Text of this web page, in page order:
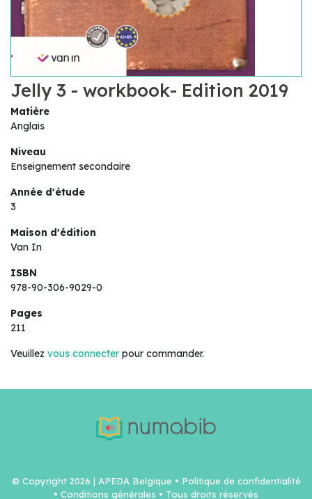
Jelly 3 - workbook- Edition 2019
Matière
Anglais
Niveau
Enseignement secondaire
Année d'étude
3
Maison d'édition
Van In
ISBN
978-90-306-9029-0
Pages
211
Veuillez vous connecter pour commander.
© Copyright 2026 | APEDA Belgique • Politique de confidentialité
• Conditions générales • Tous droits réservés